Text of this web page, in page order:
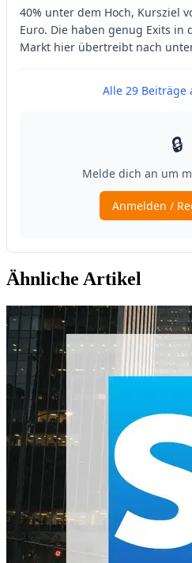
Ähnliche Artikel